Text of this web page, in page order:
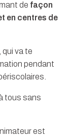
de façon
en centres de
, qui va te
pendant
tous sans
est